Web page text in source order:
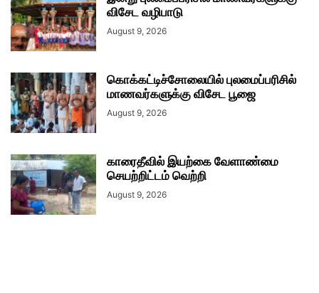
விசேட வழிபாடு
August 9, 2026
கொக்கட்டிச்சோலையில் புலமைப்பரிசில்
மாணவர்களுக்கு விசேட பூஜை
August 9, 2026
காரைதீவில் இயற்கை வேளாண்மை
செயற்றிட்டம் வெற்றி
August 9, 2026